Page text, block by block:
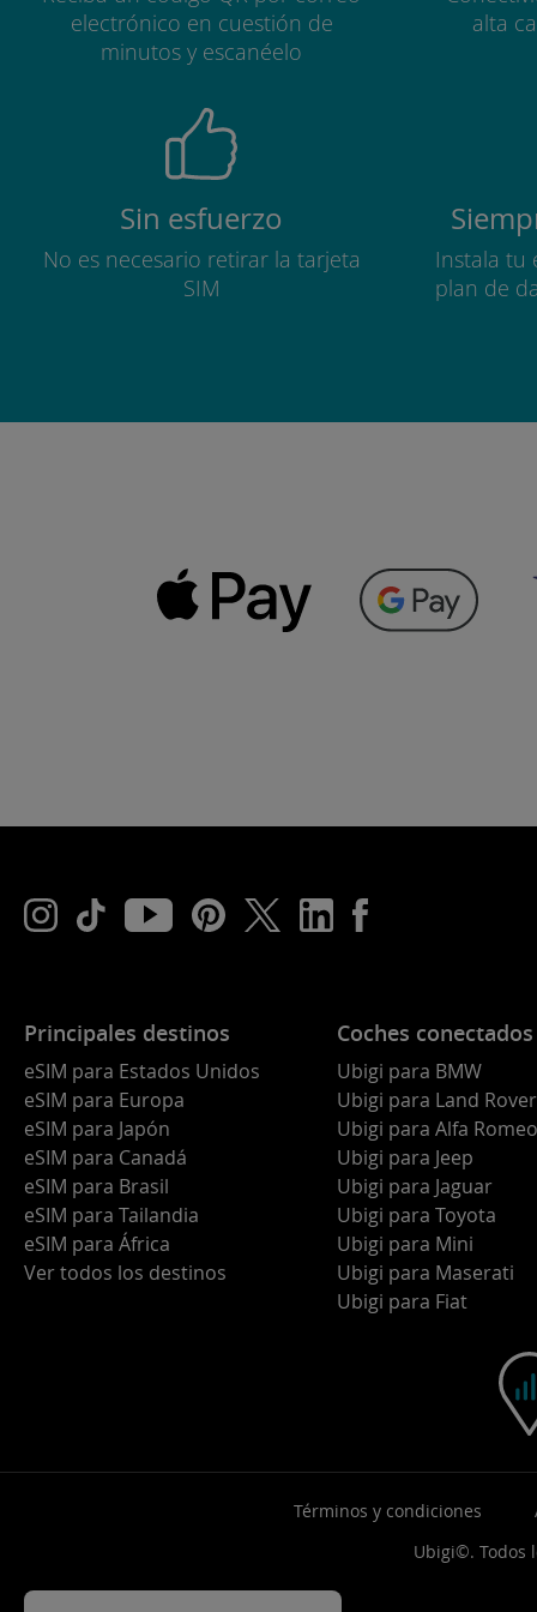
electrónico en cuestión de
minutos y escanéelo
alta
Sin esfuerzo
No es necesario retirar la tarjeta
SIM
Instala tu
plan de
Principales destinos
eSIM para Estados Unidos
eSIM para Europa
eSIM para Japón
eSIM para Canadá
eSIM para Brasil
eSIM para Tailandia
eSIM para África
Ver todos los destinos
Coches conectados
Ubigi para BMW
Ubigi para Land Rover
Ubigi para Alfa Romeo
Ubigi para Jeep
Ubigi para Jaguar
Ubigi para Toyota
Ubigi para Mini
Ubigi para Maserati
Ubigi para Fiat
Términos y condiciones
Ubigi©. Todos